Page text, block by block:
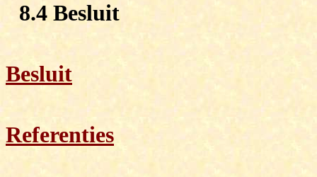
8.4 Besluit
Besluit
Referenties